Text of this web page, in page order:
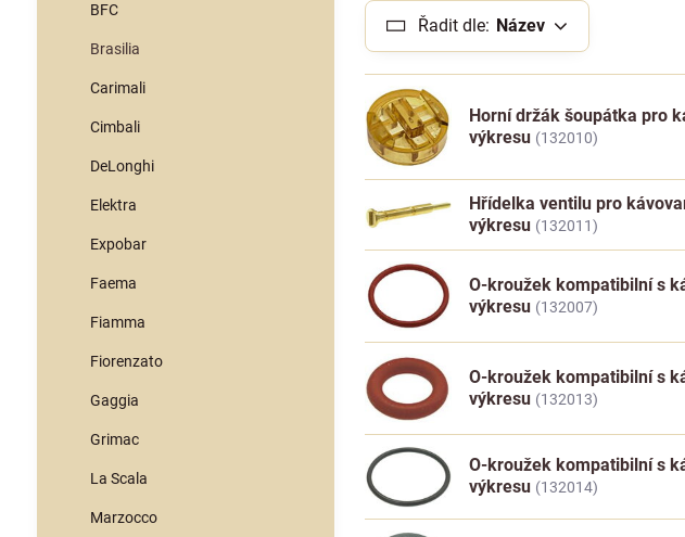
Řadit dle: Název
Horní držák šoupátka pro
výkresu (132010)
Hřídelka ventilu pro
výkresu (132011)
O-kroužek kompatibilní s
výkresu (132007)
O-kroužek kompatibilní s
výkresu (132013)
O-kroužek kompatibilní s
výkresu (132014)
BFC
Brasilia
Carimali
Cimbali
DeLonghi
Elektra
Expobar
Faema
Fiamma
Fiorenzato
Gaggia
Grimac
La Scala
Marzocco